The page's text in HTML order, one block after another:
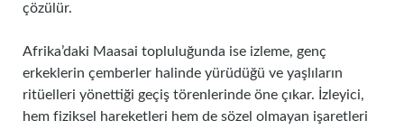
çözülür.
Afrika’daki Maasai topluluğunda ise izleme, genç
erkeklerin çemberler halinde yürüdüğü ve yaşlıların
ritüelleri yönettiği geçiş törenlerinde öne çıkar. İzleyici,
hem fiziksel hareketleri hem de sözel olmayan işaretleri